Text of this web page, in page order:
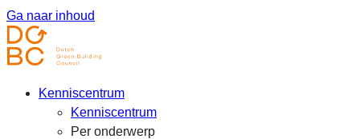
Ga naar inhoud
Kenniscentrum
Kenniscentrum
Per onderwerp